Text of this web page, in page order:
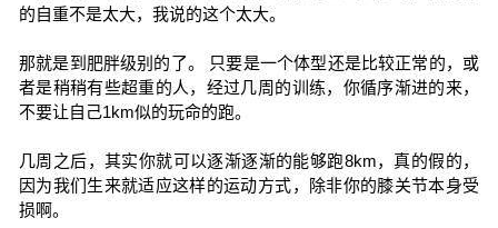
的自重不是太大，我说的这个太大。
那就是到肥胖级别的了。 只要是一个体型还是比较正常的，或
者是稍稍有些超重的人，经过几周的训练，你循序渐进的来，
不要让自己1km似的玩命的跑。
几周之后，其实你就可以逐渐逐渐的能够跑8km，真的假的，
因为我们生来就适应这样的运动方式，除非你的膝关节本身受
损啊。